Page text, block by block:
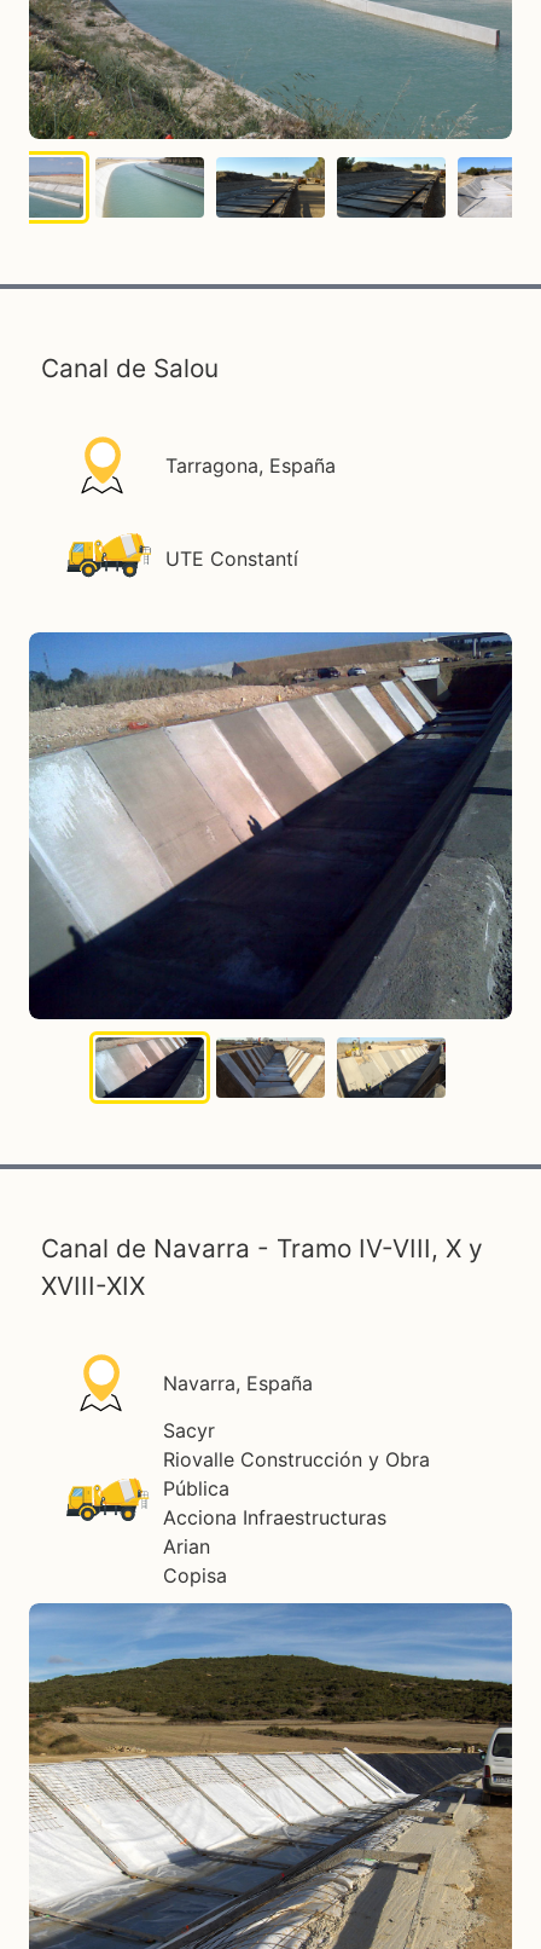
Canal de Salou
Tarragona, España
UTE Constantí
Canal de Navarra - Tramo IV-VIII, X y
XVIII-XIX
Navarra, España
Sacyr
Riovalle Construcción y Obra
Pública
Acciona Infraestructuras
Arian
Copisa